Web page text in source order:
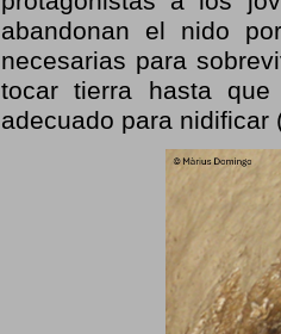
abandonan el nido
necesarias para
tocar tierra hasta
adecuado para nidificar